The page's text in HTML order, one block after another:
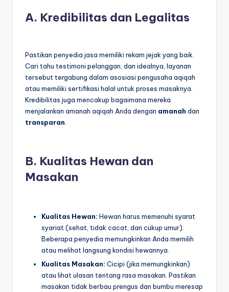
A. Kredibilitas dan Legalitas
Pastikan penyedia jasa memiliki rekam jejak yang baik.
Cari tahu testimoni pelanggan, dan idealnya, layanan
tersebut tergabung dalam asosiasi pengusaha aqiqah
atau memiliki sertifikasi halal untuk proses masaknya.
Kredibilitas juga mencakup bagaimana mereka
menjalankan amanah aqiqah Anda dengan amanah dan
transparan
B. Kualitas Hewan dan
Masakan
Kualitas Hewan: Hewan harus memenuhi syarat
syariat (sehat, tidak cacat, dan cukup umur).
Beberapa penyedia memungkinkan Anda memilih
atau melihat langsung kondisi hewannya.
Kualitas Masakan: Cicipi (jika memungkinkan)
atau lihat ulasan tentang rasa masakan. Pastikan
masakan tidak berbau prengus dan bumbu meresap